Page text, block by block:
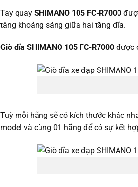
Tay quay SHIMANO 105 FC-R7000
tăng khoảng sáng giữa hai tầng đĩa.
Giò dĩa SHIMANO 105 FC-R7000 được
Tuỳ mỗi hãng sẽ có kích thước khác
model và cùng 01 hãng để có sự kết